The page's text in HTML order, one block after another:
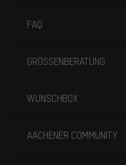
FAQ
GRÖSSENBERATUNG
WUNSCHBOX
AACHENER COMMUNITY